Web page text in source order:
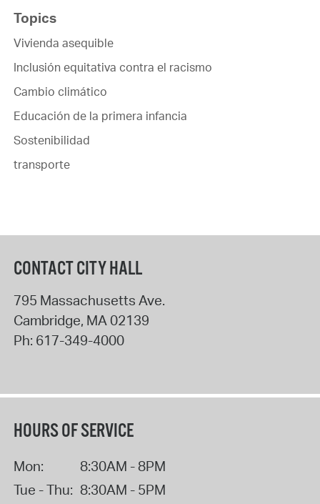
Topics
Vivienda asequible
Inclusión equitativa contra el racismo
Cambio climático
Educación de la primera infancia
Sostenibilidad
transporte
CONTACT CITY HALL
795 Massachusetts Ave.
Cambridge, MA02139
Ph: 617-349-4000
HOURS OF SERVICE
Mon:
8:30AM - 8PM
Tue - Thu: 8:30AM - 5PM